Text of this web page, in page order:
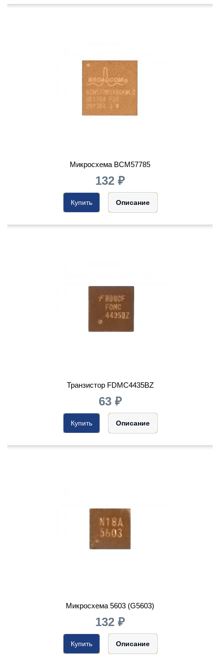
Микросхема BCM57785
132 ₽
Купить Описание
Транзистор FDMC4435BZ
63 ₽
Купить Описание
Микросхема 5603 (G5603)
132 ₽
Купить Описание